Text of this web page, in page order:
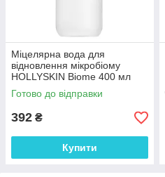
Міцелярна вода для
відновлення мікробіому
HOLLYSKIN Biome 400 мл
Готово до відправки
392 ₴
Купити